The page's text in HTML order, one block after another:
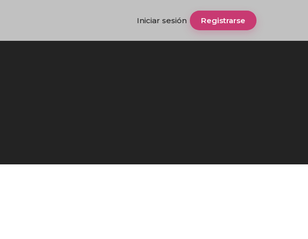
Iniciar sesión Registrarse